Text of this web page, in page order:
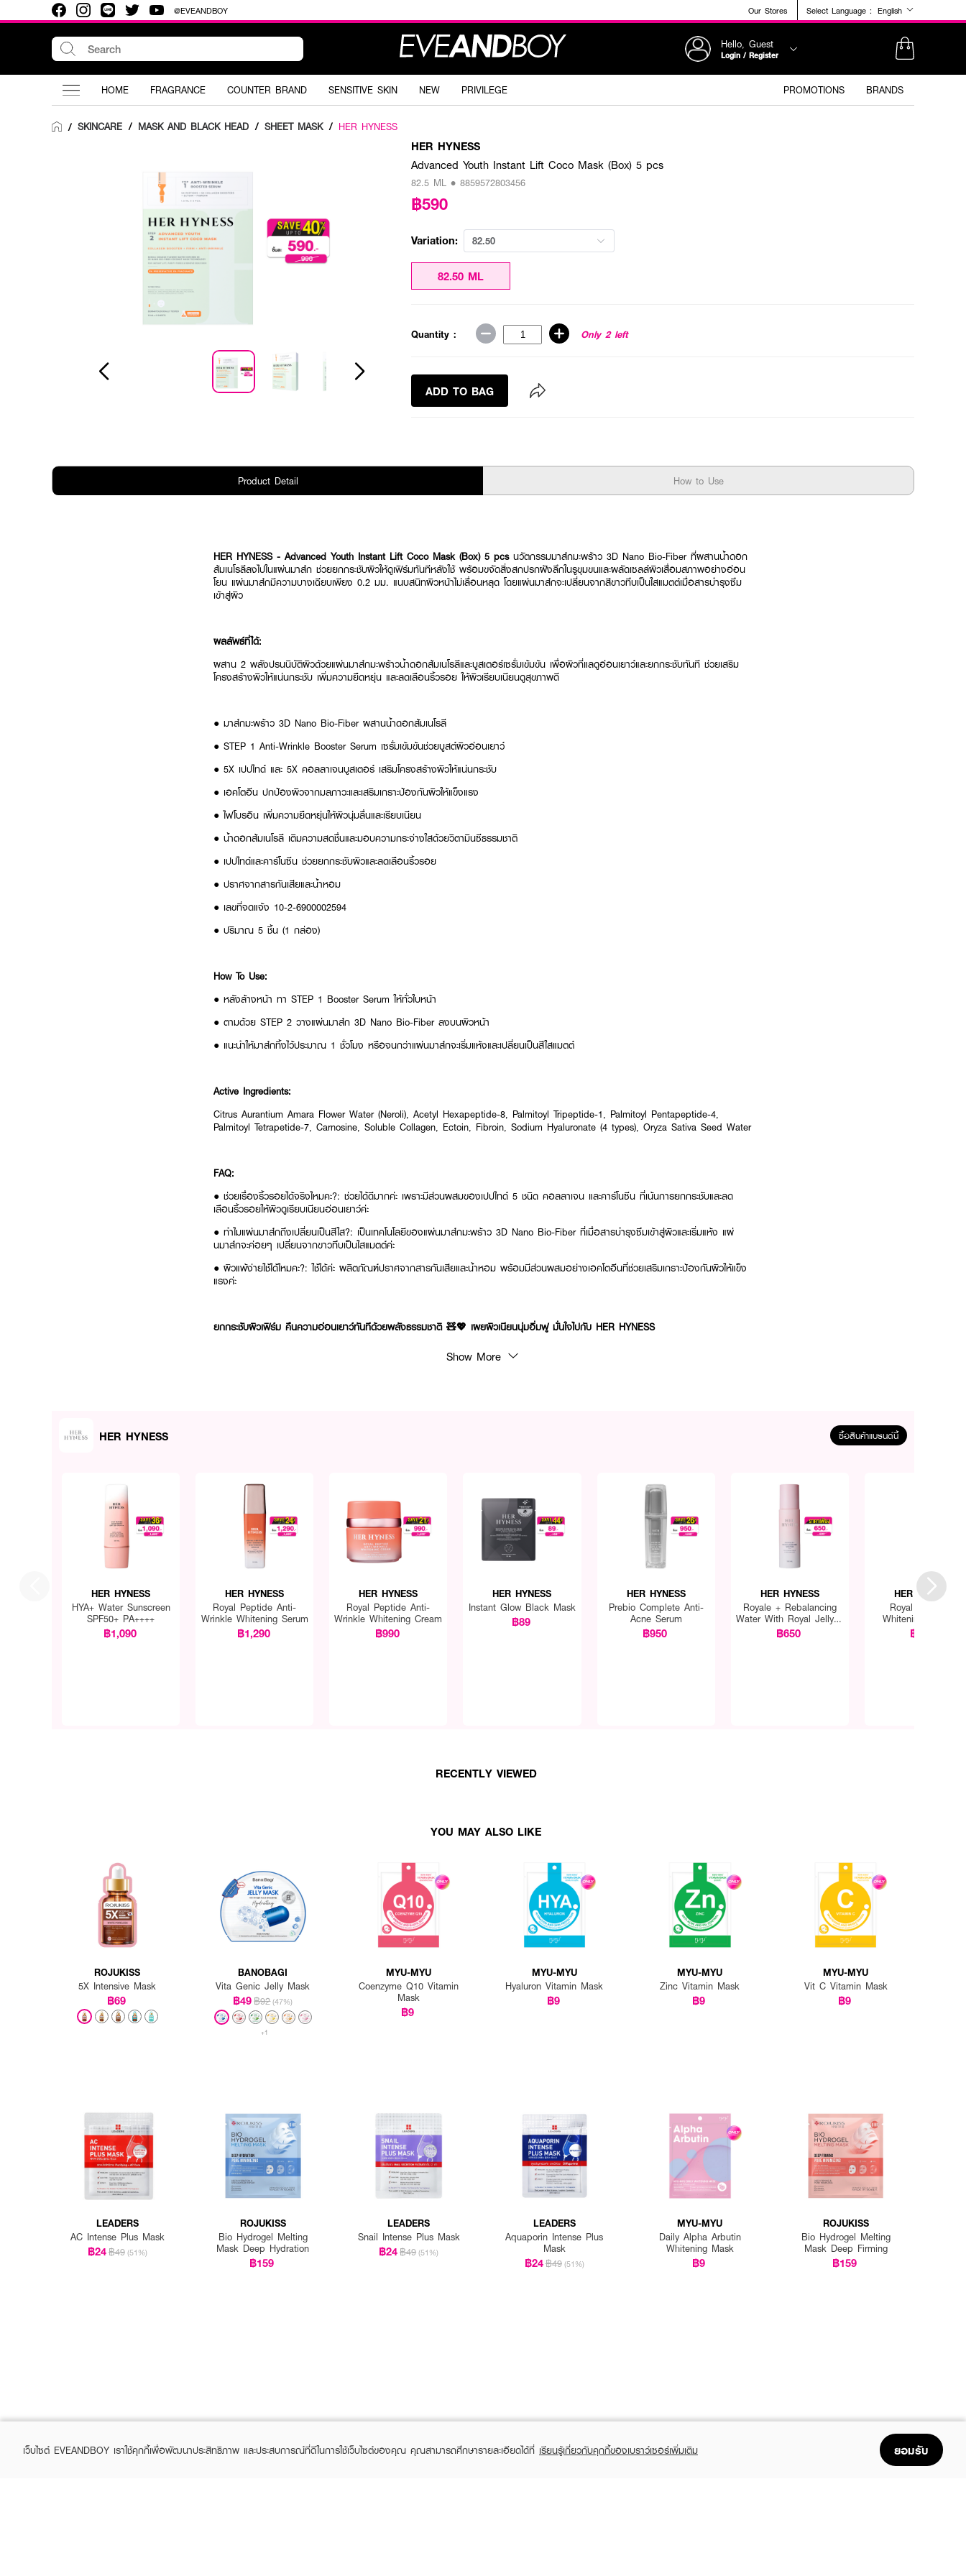
@EVEANDBOY Our Stores Select Language : English
Hello, Guest
Login / Register
HOME FRAGRANCE COUNTER BRAND SENSITIVE SKIN NEW PRIVILEGE PROMOTIONS BRANDS
/ SKINCARE / MASK AND BLACK HEAD / SHEET MASK / HER HYNESS
HER HYNESS
Advanced Youth Instant Lift Coco Mask (Box) 5 pcs
82.5 ML • 8859572803456
฿590
Variation: 82.50
82.50 ML
Quantity : Only 2 left
ADD TO BAG
Product Detail How to Use
HER HYNESS - Advanced Youth Instant Lift Coco Mask (Box) 5 pcsนวัตกรรมมาส์กมะพร้าว 3D Nano Bio-Fiber ที่ผสานน้ำดอก
ส้มเนโรลีลงไปในแผ่นมาส์ก ช่วยยกกระชับผิวให้ดูเฟิร์มทันทีหลังใช้ พร้อมขจัดสิ่งสกปรกฝังลึกในรูขุมขนและผลัดเซลล์ผิวเสื่อมสภาพอย่างอ่อน
โยน แผ่นมาส์กมีความบางเฉียบเพียง 0.2 มม. แนบสนิทผิวหน้าไม่เลื่อนหลุด โดยแผ่นมาส์กจะเปลี่ยนจากสีขาวทึบเป็นใสแมตต์เมื่อสารบำรุงซึม
เข้าสู่ผิว
ผลลัพธ์ที่ได้:
ผสาน 2 พลังปรนนิบัติผิวด้วยแผ่นมาส์กมะพร้าวน้ำดอกส้มเนโรลีและบูสเตอร์เซรั่มเข้มข้น เพื่อผิวที่แลดูอ่อนเยาว์และยกกระชับทันที ช่วยเสริม
โครงสร้างผิวให้แน่นกระชับ เพิ่มความยืดหยุ่น และลดเลือนริ้วรอย ให้ผิวเรียบเนียนดูสุขภาพดี
● มาส์กมะพร้าว 3D Nano Bio-Fiber ผสานน้ำดอกส้มเนโรลี
● STEP 1 Anti-Wrinkle Booster Serum เซรั่มเข้มข้นช่วยบูสต์ผิวอ่อนเยาว์
● 5X เปปไทด์ และ 5X คอลลาเจนบูสเตอร์ เสริมโครงสร้างผิวให้แน่นกระชับ
● เอคโตอีน ปกป้องผิวจากมลภาวะและเสริมเกราะป้องกันผิวให้แข็งแรง
● ไฟโบรอิน เพิ่มความยืดหยุ่นให้ผิวนุ่มลื่นและเรียบเนียน
● น้ำดอกส้มเนโรลี เติมความสดชื่นและมอบความกระจ่างใสด้วยวิตามินซีธรรมชาติ
● เปปไทด์และคาร์โนซีน ช่วยยกกระชับผิวและลดเลือนริ้วรอย
● ปราศจากสารกันเสียและน้ำหอม
● เลขที่จดแจ้ง 10-2-6900002594
● ปริมาณ 5 ชิ้น (1 กล่อง)
How To Use:
● หลังล้างหน้า ทา STEP 1 Booster Serum ให้ทั่วใบหน้า
● ตามด้วย STEP 2 วางแผ่นมาส์ก 3D Nano Bio-Fiber ลงบนผิวหน้า
● แนะนำให้มาส์กทิ้งไว้ประมาณ 1 ชั่วโมง หรือจนกว่าแผ่นมาส์กจะเริ่มแห้งและเปลี่ยนเป็นสีใสแมตต์
Active Ingredients:
Citrus Aurantium Amara Flower Water (Neroli), Acetyl Hexapeptide-8, Palmitoyl Tripeptide-1, Palmitoyl Pentapeptide-4,
Palmitoyl Tetrapetide-7, Carnosine, Soluble Collagen, Ectoin, Fibroin, Sodium Hyaluronate (4 types), Oryza Sativa Seed Water
FAQ:
● ช่วยเรื่องริ้วรอยได้จริงไหมคะ?: ช่วยได้ดีมากค่ะ เพราะมีส่วนผสมของเปปไทด์ 5 ชนิด คอลลาเจน และคาร์โนซีน ที่เน้นการยกกระชับและลด
เลือนริ้วรอยให้ผิวดูเรียบเนียนอ่อนเยาว์ค่ะ
● ทำไมแผ่นมาส์กถึงเปลี่ยนเป็นสีใส?: เป็นเทคโนโลยีของแผ่นมาส์กมะพร้าว 3D Nano Bio-Fiber ที่เมื่อสารบำรุงซึมเข้าสู่ผิวและเริ่มแห้ง แผ่
นมาส์กจะค่อยๆ เปลี่ยนจากขาวทึบเป็นใสแมตต์ค่ะ
● ผิวแพ้ง่ายใช้ได้ไหมคะ?: ใช้ได้ค่ะ ผลิตภัณฑ์ปราศจากสารกันเสียและน้ำหอม พร้อมมีส่วนผสมอย่างเอคโตอีนที่ช่วยเสริมเกราะป้องกันผิวให้แข็ง
แรงค่ะ
ยกกระชับผิวเฟิร์ม คืนความอ่อนเยาว์ทันทีด้วยพลังธรรมชาติ 🧸💖 เผยผิวเนียนนุ่มอิ่มฟู มั่นใจไปกับ HER HYNESS
Show More
HER HYNESS ซื้อสินค้าแบรนด์นี้
HER HYNESS
HYA+ Water Sunscreen
SPF50+ PA++++
฿1,090
HER HYNESS
Royal Peptide Anti-
Wrinkle Whitening Serum
฿1,290
HER HYNESS
Royal Peptide Anti-
Wrinkle Whitening Cream
฿990
HER HYNESS
Instant Glow Black Mask
฿89
HER HYNESS
Prebio Complete Anti-
Acne Serum
฿950
HER HYNESS
Royale + Rebalancing
Water With Royal Jelly &
Deep Sea Kelp
฿650
HER HYNESS
Royal Jelly Milk
Whitening Cleanser
฿450
RECENTLY VIEWED
YOU MAY ALSO LIKE
ROJUKISS
5X Intensive Mask
฿69
BANOBAGI
Vita Genic Jelly Mask
฿49฿92 (47%)
+1
MYU-MYU
Coenzyme Q10 Vitamin
Mask
฿9
MYU-MYU
Hyaluron Vitamin Mask
฿9
MYU-MYU
Zinc Vitamin Mask
฿9
MYU-MYU
Vit C Vitamin Mask
฿9
LEADERS
AC Intense Plus Mask
฿24฿49 (51%)
ROJUKISS
Bio Hydrogel Melting
Mask Deep Hydration
฿159
LEADERS
Snail Intense Plus Mask
฿24฿49 (51%)
LEADERS
Aquaporin Intense Plus
Mask
฿24฿49 (51%)
MYU-MYU
Daily Alpha Arbutin
Whitening Mask
฿9
ROJUKISS
Bio Hydrogel Melting
Mask Deep Firming
฿159
เว็บไซต์ EVEANDBOY เราใช้คุกกี้เพื่อพัฒนาประสิทธิภาพ และประสบการณ์ที่ดีในการใช้เว็บไซต์ของคุณ คุณสามารถศึกษารายละเอียดได้ที่ เรียนรู้เกี่ยวกับคุกกี้ของเบราว์เซอร์เพิ่มเติม ยอมรับ